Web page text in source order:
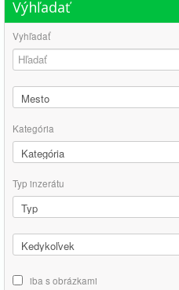
Výhľadať
Vyhľadať
Kategória
Typ inzerátu
iba s obrázkami